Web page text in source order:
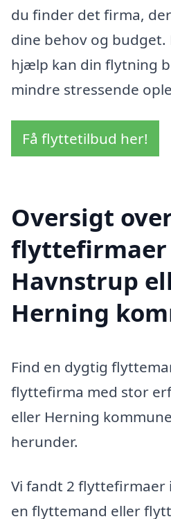
du finder det firma,
dine behov og
hjælp kan din flytning
mindre stressende
Få flyttetilbud her!
Oversigt
flyttefirmaer
Havnstrup
Herning
Find en dygtig
flyttefirma med stor
eller Herning
herunder.
Vi fandt 2 flyttefirmaer
en flyttemand eller